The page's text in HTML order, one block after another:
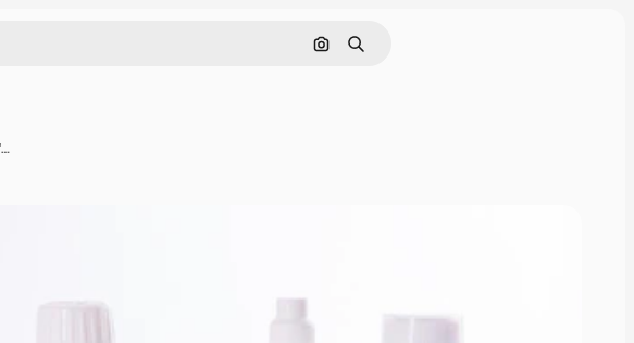
Cerca per immagine
Ricerca
Pillole mediche e tè caldo con limone per il trattamento del raffreddore e dell'influenza che cola